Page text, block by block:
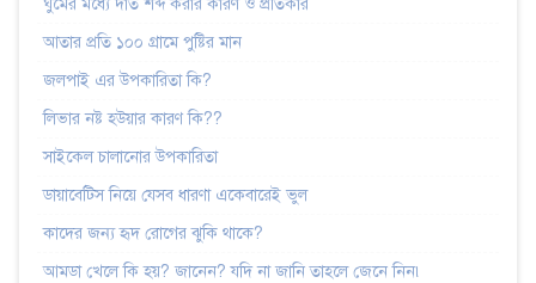
আতার প্রতি ১০০ গ্রামে পুষ্টির মান
জলপাই এর উপকারিতা কি?
লিভার নষ্ট হউয়ার কারণ কি??
সাইকেল চালানোর উপকারিতা
ডায়াবেটিস নিয়ে যেসব ধারণা একেবারেই ভুল
কাদের জন্য হৃদ রোগের ঝুকি থাকে?
আমডা খেলে কি হয়? জানেন? যদি না জানি তাহলে জেনে নিন৷